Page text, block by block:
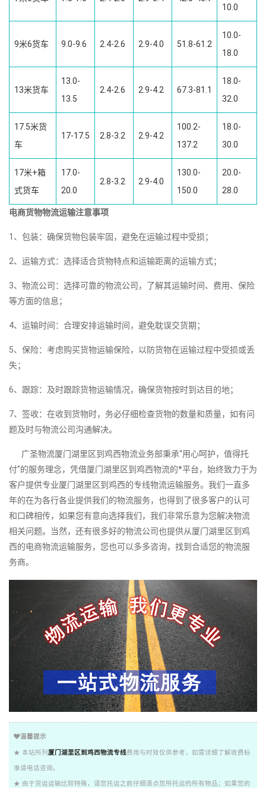
10.0
9米6货车 9.0-9.6 2.4-2.6 2.9-4.0 51.8-61.2
10.0-
18.0
13米货车
13.0-
13.5
2.4-2.6 2.9-4.2 67.3-81.1
18.0-
32.0
17.5米货
车
17-17.5 2.8-3.2 2.9-4.2
100.2-
137.2
18.0-
30.0
17米+箱
式货车
17.0-
20.0
2.8-3.2 2.9-4.0
130.0-
150.0
20.0-
28.0
电商货物物流运输注意事项
1、包装：确保货物包装牢固，避免在运输过程中受损；
2、运输方式：选择适合货物特点和运输距离的运输方式；
3、物流公司：选择可靠的物流公司，了解其运输时间、费用、保险
等方面的信息；
4、运输时间：合理安排运输时间，避免耽误交货期；
5、保险：考虑购买货物运输保险，以防货物在运输过程中受损或丢
失；
6、跟踪：及时跟踪货物运输情况，确保货物按时到达目的地；
7、签收：在收到货物时，务必仔细检查货物的数量和质量，如有问
题及时与物流公司沟通解决。
广圣物流厦门湖里区到鸡西物流业务部秉承“用心呵护，值得托
付”的服务理念，凭借厦门湖里区到鸡西物流的*平台，始终致力于为
客户提供专业厦门湖里区到鸡西的专线物流运输服务。我们一直多
年的在为各行各业提供我们的物流服务，也得到了很多客户的认可
和口碑相传，如果您有意向选择我们，我们非常乐意为您解决物流
相关问题。当然，还有很多好的物流公司也提供从厦门湖里区到鸡
西的电商物流运输服务，您也可以多多咨询，找到合适您的物流服
务商。
温馨提示
★ 本站所列 厦门湖里区到鸡西物流专线费用与时效仅供参考，如需详细了解收费标
准请电话咨询。
★ 由于货运运输比较特殊，请您托运之前仔细清点您所托运的所有物品；如果您的